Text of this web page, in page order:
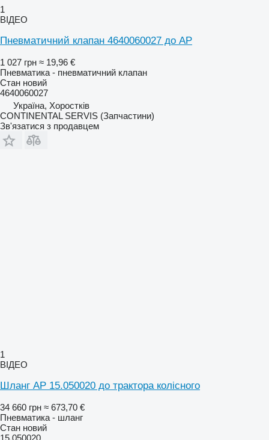
1
ВІДЕО
Пневматичний клапан 4640060027 до AP
1 027 грн ≈ 19,96 €
Пневматика - пневматичний клапан
Стан новий
4640060027
Україна, Хоростків
CONTINENTAL SERVIS (Запчастини)
Зв'язатися з продавцем
1
ВІДЕО
Шланг AP 15.050020 до трактора колісного
34 660 грн ≈ 673,70 €
Пневматика - шланг
Стан новий
15.050020